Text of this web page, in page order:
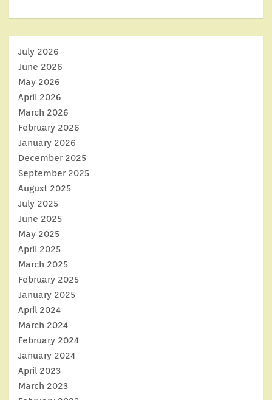
July 2026
June 2026
May 2026
April 2026
March 2026
February 2026
January 2026
December 2025
September 2025
August 2025
July 2025
June 2025
May 2025
April 2025
March 2025
February 2025
January 2025
April 2024
March 2024
February 2024
January 2024
April 2023
March 2023